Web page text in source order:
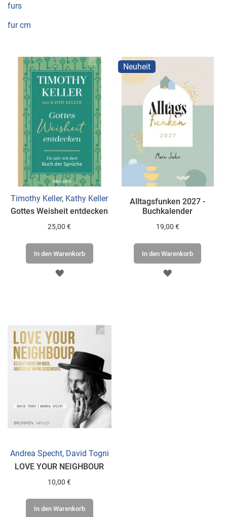
furs
fur cm
Timothy Keller, Kathy Keller
Gottes Weisheit entdecken
25,00 €
In den Warenkorb
ZUR
Neuheit
Alltagsfunken 2027 -
Buchkalender
19,00 €
In den Warenkorb
ZUR
Andrea Specht, David Togni
LOVE YOUR NEIGHBOUR
10,00 €
In den Warenkorb